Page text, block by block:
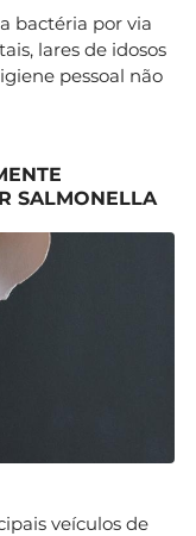
bactéria por via
lares de idosos
pessoal não
SALMONELLA
veículos de